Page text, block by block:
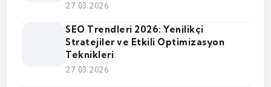
27.03.2026
SEO Trendleri 2026: Yenilikçi
Stratejiler ve Etkili Optimizasyon
Teknikleri
27.03.2026